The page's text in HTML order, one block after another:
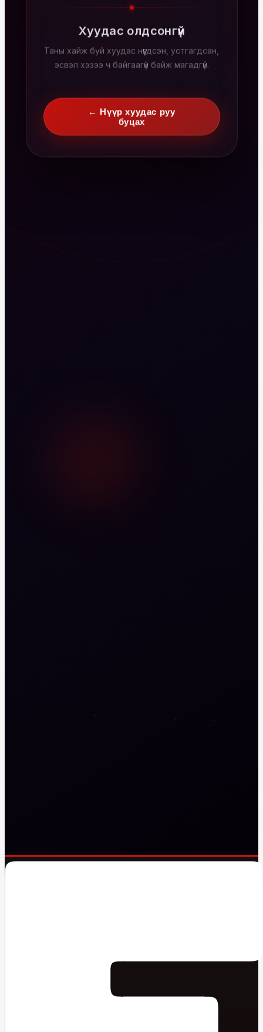
Хуудас олдсонгүй
Таны хайж буй хуудас нүүгдсэн, устгагдсан,
эсвэл хэзээ ч байгаагүй байж магадгүй.
← Нүүр хуудас руу
буцах